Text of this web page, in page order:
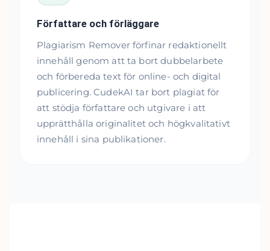
Författare och förläggare
Plagiarism Remover förfinar redaktionellt
innehåll genom att ta bort dubbelarbete
och förbereda text för online- och digital
publicering. CudekAI tar bort plagiat för
att stödja författare och utgivare i att
upprätthålla originalitet och högkvalitativt
innehåll i sina publikationer.